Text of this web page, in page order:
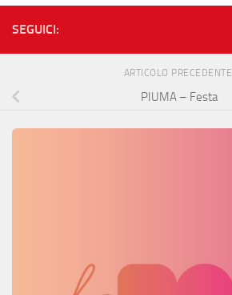
SEGUICI:
ARTICOLO PRECEDENTE
PIUMA – Festa